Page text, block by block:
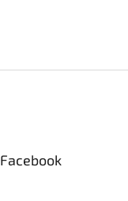
Facebook